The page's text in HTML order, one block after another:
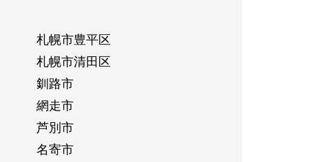
札幌市豊平区
札幌市清田区
釧路市
網走市
芦別市
名寄市